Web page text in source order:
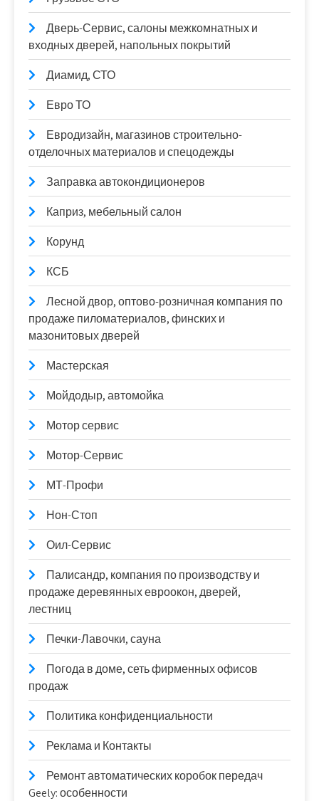
Дверь-Сервис, салоны межкомнатных и
входных дверей, напольных покрытий
Диамид, СТО
Евро ТО
Евродизайн, магазинов строительно-
отделочных материалов и спецодежды
Заправка автокондиционеров
Каприз, мебельный салон
Корунд
КСБ
Лесной двор, оптово-розничная компания по
продаже пиломатериалов, финских и
мазонитовых дверей
Мастерская
Мойдодыр, автомойка
Мотор сервис
Мотор-Сервис
МТ-Профи
Нон-Стоп
Оил-Сервис
Палисандр, компания по производству и
продаже деревянных евроокон, дверей,
лестниц
Печки-Лавочки, сауна
Погода в доме, сеть фирменных офисов
продаж
Политика конфиденциальности
Реклама и Контакты
Ремонт автоматических коробок передач
Geely: особенности